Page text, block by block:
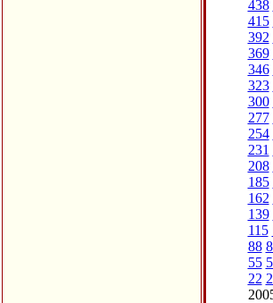
438
415
392
369
346
323
300
277
254
231
208
185
162
139
115
88
55
22